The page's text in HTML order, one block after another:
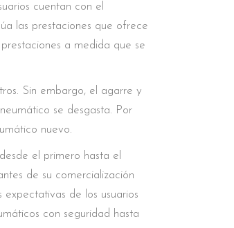
cuentan con el
las prestaciones que ofrece
a medida que se
Sin embargo, el agarre y
se desgasta. Por
nuevo.
el primero hasta el
de su comercialización
de los usuarios
con seguridad hasta